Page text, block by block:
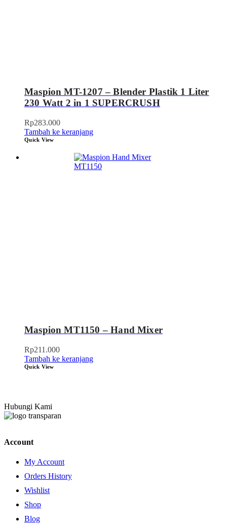
Maspion MT-1207 – Blender Plastik 1 Liter
230 Watt 2 in 1 SUPERCRUSH
Rp283.000
Tambah ke keranjang
Quick View
Maspion MT1150 – Hand Mixer
Rp211.000
Tambah ke keranjang
Quick View
Hubungi Kami
Account
My Account
Orders History
Wishlist
Shop
Blog